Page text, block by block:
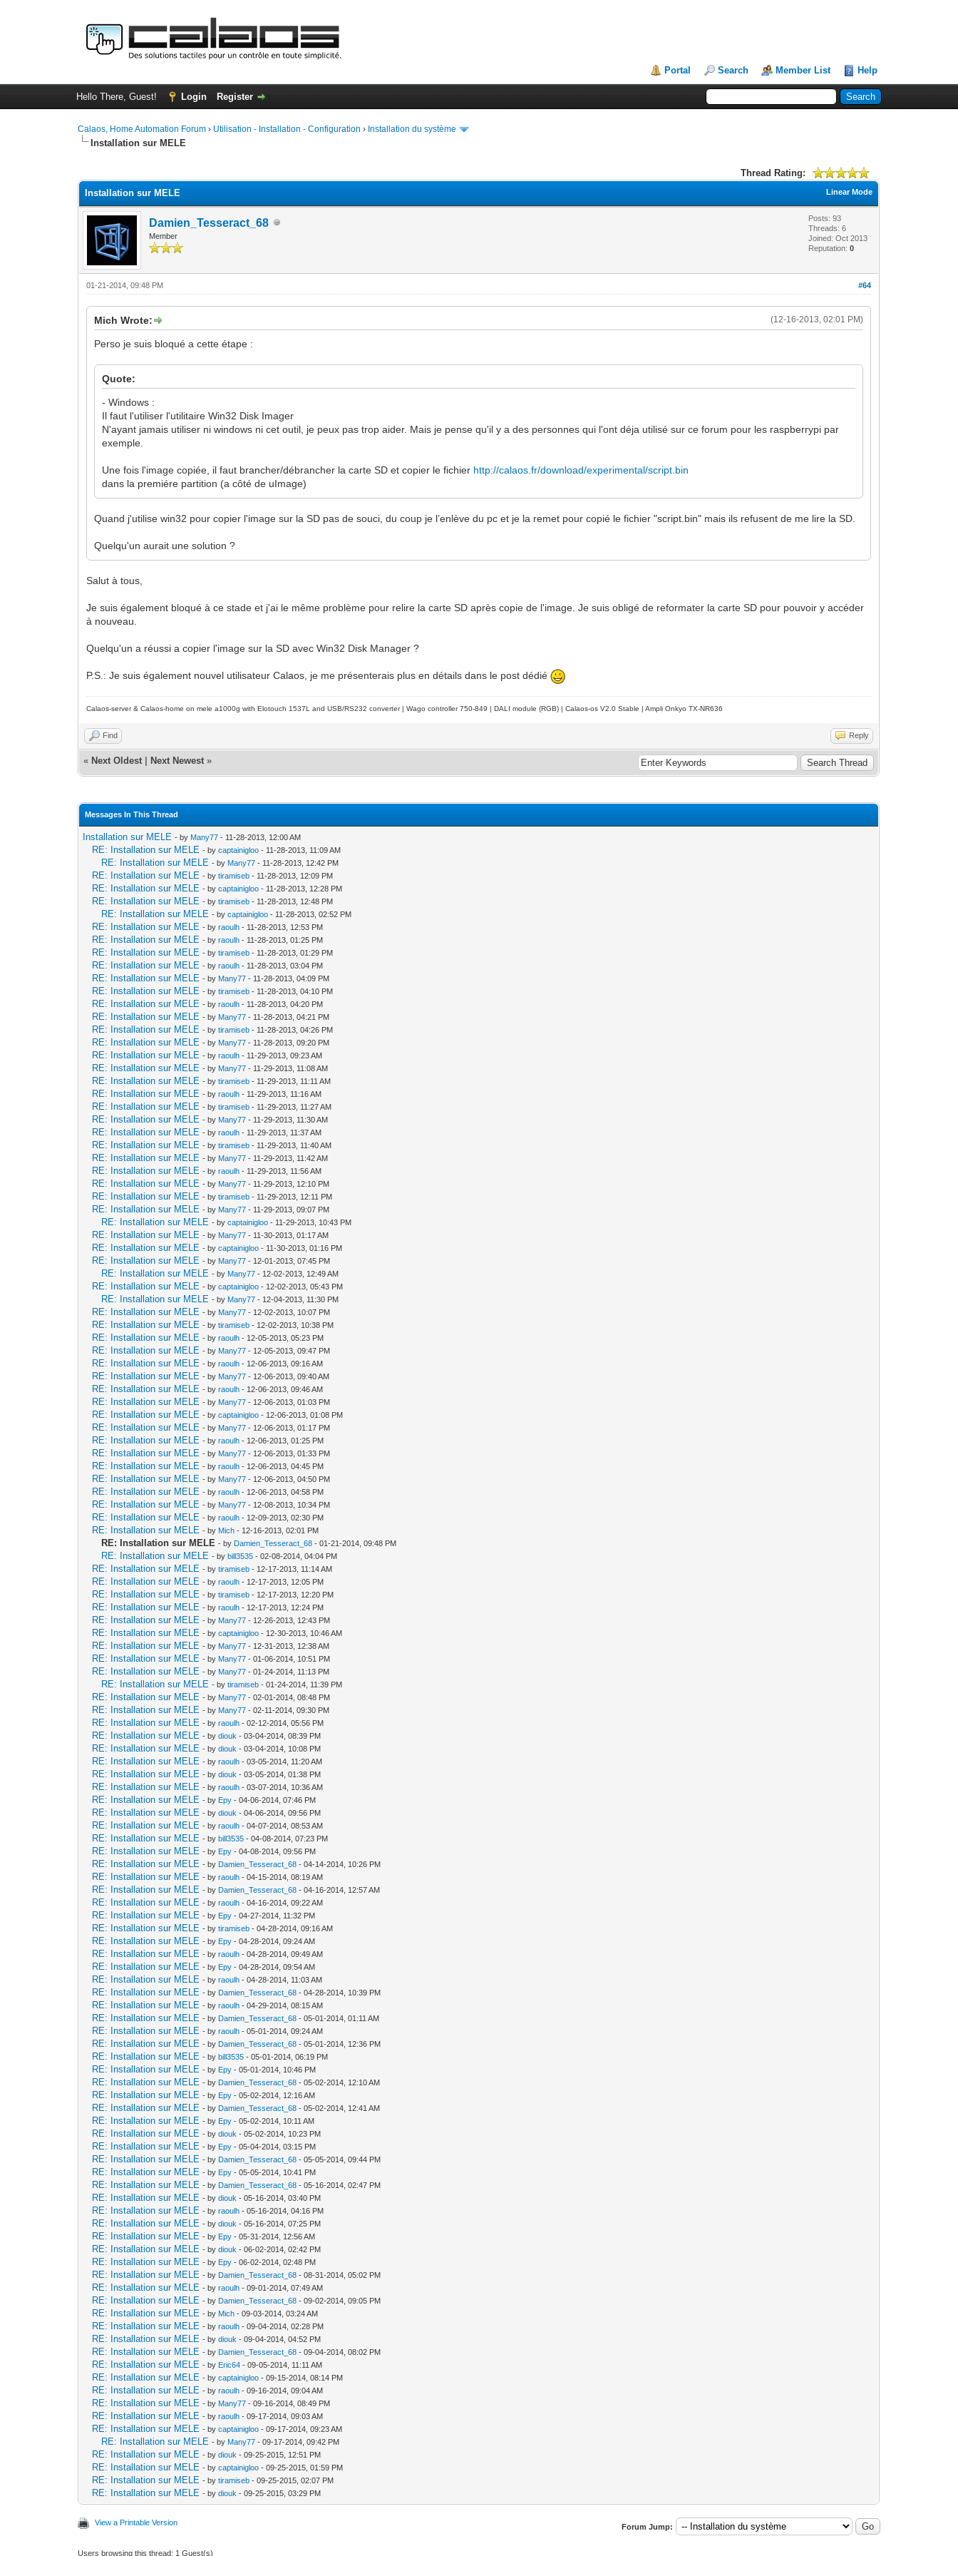
Portal Search Member List Help
Hello There, Guest! Login Register
Calaos, Home Automation Forum › Utilisation - Installation - Configuration › Installation du système
Installation sur MELE
Thread Rating:
Linear Mode
Installation sur MELE
Damien_Tesseract_68
Member
Posts: 93
Threads: 6
Joined: Oct 2013
Reputation:0
#64
01-21-2014, 09:48 PM
(12-16-2013, 02:01 PM)
Mich Wrote:
Perso je suis bloqué a cette étape :
Quote:
- Windows :
Il faut l'utiliser l'utilitaire Win32 Disk Imager
N'ayant jamais utiliser ni windows ni cet outil, je peux pas trop aider. Mais je pense qu'il y a des personnes qui l'ont déja utilisé sur ce forum pour les raspberrypi par
exemple.
Une fois l'image copiée, il faut brancher/débrancher la carte SD et copier le fichier http://calaos.fr/download/experimental/script.bin
dans la premiére partition (a côté de uImage)
Quand j'utilise win32 pour copier l'image sur la SD pas de souci, du coup je l’enlève du pc et je la remet pour copié le fichier "script.bin" mais ils refusent de me lire la SD.
Quelqu'un aurait une solution ?
Salut à tous,
Je suis également bloqué à ce stade et j'ai le même problème pour relire la carte SD après copie de l'image. Je suis obligé de reformater la carte SD pour pouvoir y accéder
à nouveau.
Quelqu'un a réussi a copier l'image sur la SD avec Win32 Disk Manager ?
P.S.: Je suis également nouvel utilisateur Calaos, je me présenterais plus en détails dans le post dédié
Calaos-server & Calaos-home on mele a1000g with Elotouch 1537L and USB/RS232 converter | Wago controller 750-849 | DALI module (RGB) | Calaos-os V2.0 Stable | Ampli Onkyo TX-NR636
Find Reply
« Next Oldest Next Newest »
Messages In This Thread
Installation sur MELE - by Many77 - 11-28-2013, 12:00 AM
RE: Installation sur MELE - bycaptainigloo - 11-28-2013, 11:09 AM
RE: Installation sur MELE - by Many77 - 11-28-2013, 12:42 PM
RE: Installation sur MELE - bytiramiseb - 11-28-2013, 12:09 PM
RE: Installation sur MELE - bycaptainigloo - 11-28-2013, 12:28 PM
RE: Installation sur MELE - bytiramiseb - 11-28-2013, 12:48 PM
RE: Installation sur MELE - bycaptainigloo - 11-28-2013, 02:52 PM
RE: Installation sur MELE - byraoulh - 11-28-2013, 12:53 PM
RE: Installation sur MELE - byraoulh - 11-28-2013, 01:25 PM
RE: Installation sur MELE - bytiramiseb - 11-28-2013, 01:29 PM
RE: Installation sur MELE - byraoulh - 11-28-2013, 03:04 PM
RE: Installation sur MELE - by Many77 - 11-28-2013, 04:09 PM
RE: Installation sur MELE - bytiramiseb - 11-28-2013, 04:10 PM
RE: Installation sur MELE - byraoulh - 11-28-2013, 04:20 PM
RE: Installation sur MELE - by Many77 - 11-28-2013, 04:21 PM
RE: Installation sur MELE - bytiramiseb - 11-28-2013, 04:26 PM
RE: Installation sur MELE - by Many77 - 11-28-2013, 09:20 PM
RE: Installation sur MELE - byraoulh - 11-29-2013, 09:23 AM
RE: Installation sur MELE - by Many77 - 11-29-2013, 11:08 AM
RE: Installation sur MELE - bytiramiseb - 11-29-2013, 11:11 AM
RE: Installation sur MELE - byraoulh - 11-29-2013, 11:16 AM
RE: Installation sur MELE - bytiramiseb - 11-29-2013, 11:27 AM
RE: Installation sur MELE - by Many77 - 11-29-2013, 11:30 AM
RE: Installation sur MELE - byraoulh - 11-29-2013, 11:37 AM
RE: Installation sur MELE - bytiramiseb - 11-29-2013, 11:40 AM
RE: Installation sur MELE - by Many77 - 11-29-2013, 11:42 AM
RE: Installation sur MELE - byraoulh - 11-29-2013, 11:56 AM
RE: Installation sur MELE - by Many77 - 11-29-2013, 12:10 PM
RE: Installation sur MELE - bytiramiseb - 11-29-2013, 12:11 PM
RE: Installation sur MELE - by Many77 - 11-29-2013, 09:07 PM
RE: Installation sur MELE - bycaptainigloo - 11-29-2013, 10:43 PM
RE: Installation sur MELE - by Many77 - 11-30-2013, 01:17 AM
RE: Installation sur MELE - bycaptainigloo - 11-30-2013, 01:16 PM
RE: Installation sur MELE - by Many77 - 12-01-2013, 07:45 PM
RE: Installation sur MELE - by Many77 - 12-02-2013, 12:49 AM
RE: Installation sur MELE - bycaptainigloo - 12-02-2013, 05:43 PM
RE: Installation sur MELE - by Many77 - 12-04-2013, 11:30 PM
RE: Installation sur MELE - by Many77 - 12-02-2013, 10:07 PM
RE: Installation sur MELE - bytiramiseb - 12-02-2013, 10:38 PM
RE: Installation sur MELE - byraoulh - 12-05-2013, 05:23 PM
RE: Installation sur MELE - by Many77 - 12-05-2013, 09:47 PM
RE: Installation sur MELE - byraoulh - 12-06-2013, 09:16 AM
RE: Installation sur MELE - by Many77 - 12-06-2013, 09:40 AM
RE: Installation sur MELE - byraoulh - 12-06-2013, 09:46 AM
RE: Installation sur MELE - by Many77 - 12-06-2013, 01:03 PM
RE: Installation sur MELE - bycaptainigloo - 12-06-2013, 01:08 PM
RE: Installation sur MELE - by Many77 - 12-06-2013, 01:17 PM
RE: Installation sur MELE - byraoulh - 12-06-2013, 01:25 PM
RE: Installation sur MELE - by Many77 - 12-06-2013, 01:33 PM
RE: Installation sur MELE - byraoulh - 12-06-2013, 04:45 PM
RE: Installation sur MELE - by Many77 - 12-06-2013, 04:50 PM
RE: Installation sur MELE - byraoulh - 12-06-2013, 04:58 PM
RE: Installation sur MELE - by Many77 - 12-08-2013, 10:34 PM
RE: Installation sur MELE - byraoulh - 12-09-2013, 02:30 PM
RE: Installation sur MELE - by Mich - 12-16-2013, 02:01 PM
RE: Installation sur MELE - by Damien_Tesseract_68 - 01-21-2014, 09:48 PM
RE: Installation sur MELE - bybill3535 - 02-08-2014, 04:04 PM
RE: Installation sur MELE - bytiramiseb - 12-17-2013, 11:14 AM
RE: Installation sur MELE - byraoulh - 12-17-2013, 12:05 PM
RE: Installation sur MELE - bytiramiseb - 12-17-2013, 12:20 PM
RE: Installation sur MELE - byraoulh - 12-17-2013, 12:24 PM
RE: Installation sur MELE - by Many77 - 12-26-2013, 12:43 PM
RE: Installation sur MELE - bycaptainigloo - 12-30-2013, 10:46 AM
RE: Installation sur MELE - by Many77 - 12-31-2013, 12:38 AM
RE: Installation sur MELE - by Many77 - 01-06-2014, 10:51 PM
RE: Installation sur MELE - by Many77 - 01-24-2014, 11:13 PM
RE: Installation sur MELE - bytiramiseb - 01-24-2014, 11:39 PM
RE: Installation sur MELE - by Many77 - 02-01-2014, 08:48 PM
RE: Installation sur MELE - by Many77 - 02-11-2014, 09:30 PM
RE: Installation sur MELE - byraoulh - 02-12-2014, 05:56 PM
RE: Installation sur MELE - bydiouk - 03-04-2014, 08:39 PM
RE: Installation sur MELE - bydiouk - 03-04-2014, 10:08 PM
RE: Installation sur MELE - byraoulh - 03-05-2014, 11:20 AM
RE: Installation sur MELE - bydiouk - 03-05-2014, 01:38 PM
RE: Installation sur MELE - byraoulh - 03-07-2014, 10:36 AM
RE: Installation sur MELE - by Epy - 04-06-2014, 07:46 PM
RE: Installation sur MELE - bydiouk - 04-06-2014, 09:56 PM
RE: Installation sur MELE - byraoulh - 04-07-2014, 08:53 AM
RE: Installation sur MELE - bybill3535 - 04-08-2014, 07:23 PM
RE: Installation sur MELE - by Epy - 04-08-2014, 09:56 PM
RE: Installation sur MELE - by Damien_Tesseract_68 - 04-14-2014, 10:26 PM
RE: Installation sur MELE - byraoulh - 04-15-2014, 08:19 AM
RE: Installation sur MELE - by Damien_Tesseract_68 - 04-16-2014, 12:57 AM
RE: Installation sur MELE - byraoulh - 04-16-2014, 09:22 AM
RE: Installation sur MELE - by Epy - 04-27-2014, 11:32 PM
RE: Installation sur MELE - bytiramiseb - 04-28-2014, 09:16 AM
RE: Installation sur MELE - by Epy - 04-28-2014, 09:24 AM
RE: Installation sur MELE - byraoulh - 04-28-2014, 09:49 AM
RE: Installation sur MELE - by Epy - 04-28-2014, 09:54 AM
RE: Installation sur MELE - byraoulh - 04-28-2014, 11:03 AM
RE: Installation sur MELE - by Damien_Tesseract_68 - 04-28-2014, 10:39 PM
RE: Installation sur MELE - byraoulh - 04-29-2014, 08:15 AM
RE: Installation sur MELE - by Damien_Tesseract_68 - 05-01-2014, 01:11 AM
RE: Installation sur MELE - byraoulh - 05-01-2014, 09:24 AM
RE: Installation sur MELE - by Damien_Tesseract_68 - 05-01-2014, 12:36 PM
RE: Installation sur MELE - bybill3535 - 05-01-2014, 06:19 PM
RE: Installation sur MELE - by Epy - 05-01-2014, 10:46 PM
RE: Installation sur MELE - by Damien_Tesseract_68 - 05-02-2014, 12:10 AM
RE: Installation sur MELE - by Epy - 05-02-2014, 12:16 AM
RE: Installation sur MELE - by Damien_Tesseract_68 - 05-02-2014, 12:41 AM
RE: Installation sur MELE - by Epy - 05-02-2014, 10:11 AM
RE: Installation sur MELE - bydiouk - 05-02-2014, 10:23 PM
RE: Installation sur MELE - by Epy - 05-04-2014, 03:15 PM
RE: Installation sur MELE - by Damien_Tesseract_68 - 05-05-2014, 09:44 PM
RE: Installation sur MELE - by Epy - 05-05-2014, 10:41 PM
RE: Installation sur MELE - by Damien_Tesseract_68 - 05-16-2014, 02:47 PM
RE: Installation sur MELE - bydiouk - 05-16-2014, 03:40 PM
RE: Installation sur MELE - byraoulh - 05-16-2014, 04:16 PM
RE: Installation sur MELE - bydiouk - 05-16-2014, 07:25 PM
RE: Installation sur MELE - by Epy - 05-31-2014, 12:56 AM
RE: Installation sur MELE - bydiouk - 06-02-2014, 02:42 PM
RE: Installation sur MELE - by Epy - 06-02-2014, 02:48 PM
RE: Installation sur MELE - by Damien_Tesseract_68 - 08-31-2014, 05:02 PM
RE: Installation sur MELE - byraoulh - 09-01-2014, 07:49 AM
RE: Installation sur MELE - by Damien_Tesseract_68 - 09-02-2014, 09:05 PM
RE: Installation sur MELE - by Mich - 09-03-2014, 03:24 AM
RE: Installation sur MELE - byraoulh - 09-04-2014, 02:28 PM
RE: Installation sur MELE - bydiouk - 09-04-2014, 04:52 PM
RE: Installation sur MELE - by Damien_Tesseract_68 - 09-04-2014, 08:02 PM
RE: Installation sur MELE - by Eric64 - 09-05-2014, 11:11 AM
RE: Installation sur MELE - bycaptainigloo - 09-15-2014, 08:14 PM
RE: Installation sur MELE - byraoulh - 09-16-2014, 09:04 AM
RE: Installation sur MELE - by Many77 - 09-16-2014, 08:49 PM
RE: Installation sur MELE - byraoulh - 09-17-2014, 09:03 AM
RE: Installation sur MELE - bycaptainigloo - 09-17-2014, 09:23 AM
RE: Installation sur MELE - by Many77 - 09-17-2014, 09:42 PM
RE: Installation sur MELE - bydiouk - 09-25-2015, 12:51 PM
RE: Installation sur MELE - bycaptainigloo - 09-25-2015, 01:59 PM
RE: Installation sur MELE - bytiramiseb - 09-25-2015, 02:07 PM
RE: Installation sur MELE - bydiouk - 09-25-2015, 03:29 PM
View a Printable Version Forum Jump:
Users browsing this thread: 1 Guest(s)